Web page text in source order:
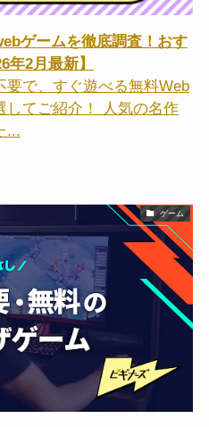
ゲームを徹底調査！おす
2月最新】
で、すぐ遊べる無料Web
してご紹介！ 人気の名作
...
ゲーム